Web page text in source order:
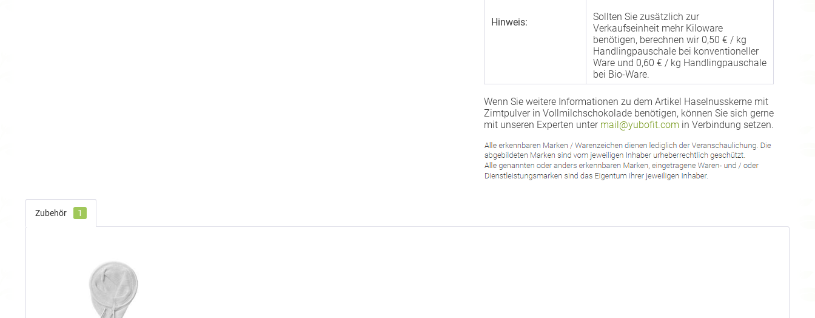
Hinweis:
Sollten Sie zusätzlich zur
Verkaufseinheit mehr Kiloware
benötigen, berechnen wir 0,50 € / kg
Handlingpauschale bei konventioneller
Ware und 0,60 € / kg Handlingpauschale
bei Bio-Ware.
Wenn Sie weitere Informationen zu dem Artikel Haselnusskerne mit
Zimtpulver in Vollmilchschokolade benötigen, können Sie sich gerne
mit unseren Experten unter mail@yubofit.com in Verbindung setzen.
Zubehör 1